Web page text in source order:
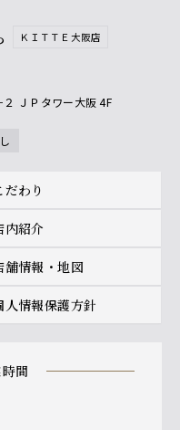
ＫＩＴＴＥ大阪店
ＪＰタワー大阪 4F
なし
こだわり
店内紹介
店舗情報・地図
個人情報保護方針
時間